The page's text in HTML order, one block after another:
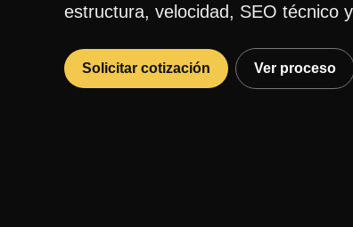
estructura, velocidad, SEO técnico
Solicitar cotización Ver proceso